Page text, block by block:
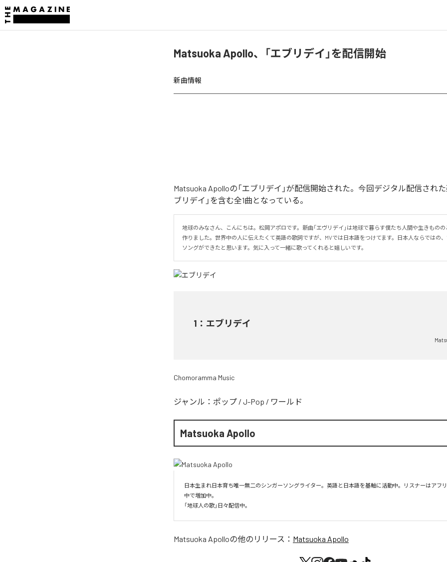
Matsuoka Apollo、「エブリデイ」を配信開始
新曲情報
Matsuoka Apolloの「エブリデイ」が配信開始された。今回デジタル配信された
ブリデイ」を含む全1曲となっている。
地球のみなさん、こんにちは。松岡アポロです。新曲「エヴリデイ」は地球で暮らす僕たち人間や生きもの
作りました。世界中の人に伝えたくて英語の歌詞ですが、MVでは日本語をつけてます。日本人ならではの
ソングができたと思います。気に入って一緒に歌ってくれると嬉しいです。
1 ： エブリデイ
Chomoramma Music
ジャンル： ポップ / J-Pop / ワールド
Matsuoka Apollo
日本生まれ日本育ち唯一無二のシンガーソングライター。英語と日本語を基軸に活動中。リスナーはアフ
中で増加中。
「地球人の歌」日々配信中。
Matsuoka Apolloの他のリリース： Matsuoka Apollo